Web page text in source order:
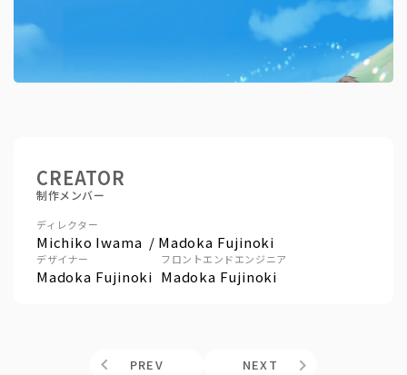
CREATOR
制作メンバー
ディレクター
Michiko Iwama Madoka Fujinoki
デザイナー
Madoka Fujinoki
フロントエンドエンジニア
Madoka Fujinoki
PREV NEXT